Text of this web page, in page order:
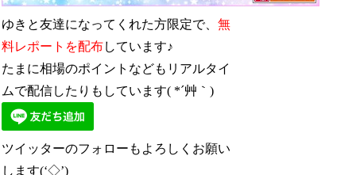
ゆきと友達になってくれた方限定で、無
料レポートを配布しています♪
たまに相場のポイントなどもリアルタイ
ムで配信したりもしています( *´艸｀)
ツイッターのフォローもよろしくお願い
します(‘◇’)ゞ